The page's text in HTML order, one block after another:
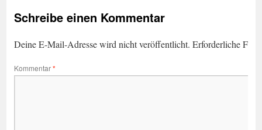
Schreibe einen Kommentar
Deine E-Mail-Adresse wird nicht veröffentlicht. Erforderliche
Kommentar*